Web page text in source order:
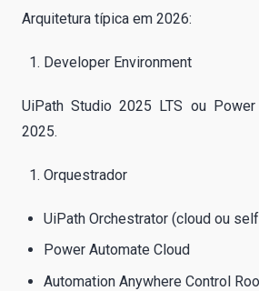
Arquitetura típica em 2026:
Developer Environment
UiPath Studio 2025 LTS ou
2025.
Orquestrador
UiPath Orchestrator (cloud ou
Power Automate Cloud
Automation Anywhere Control